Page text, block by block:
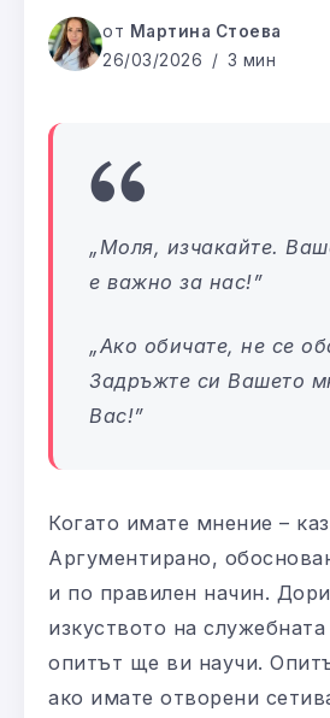
от Мартина Стоева
26/03/2026
3 мин
„Моля, изчакайте.
е важно за нас!”
„Ако обичате, не се
Задръжте си Вашето
Вас!”
Когато имате мнение –
Аргументирано,
и по правилен начин.
изкуството на
опитът ще ви научи.
ако имате отворени